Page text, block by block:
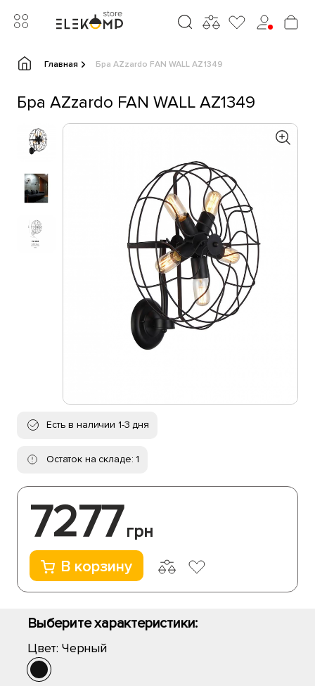
Главная Бра AZzardo FAN WALL AZ1349
Бра AZzardo FAN WALL AZ1349
Есть в наличии 1-3 дня
Остаток на складе: 1
7277грн
В корзину
Выберите характеристики:
Цвет: Черный